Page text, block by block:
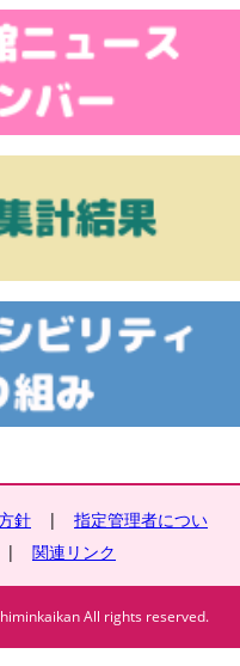
針 | 指定管理者につい
| 関連リンク
All rights reserved.